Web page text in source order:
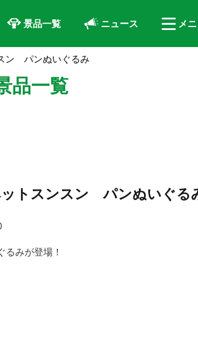
景品一覧 ニュース メ
ン パンぬいぐるみ
品一覧
ットスンスン パンぬいぐる
みが登場！